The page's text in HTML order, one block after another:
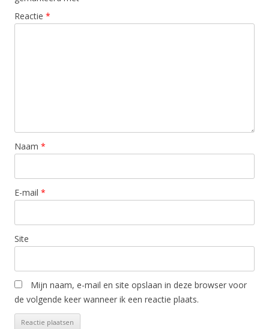
Reactie *
Naam *
E-mail *
Site
Mijn naam, e-mail en site opslaan in deze browser voor
de volgende keer wanneer ik een reactie plaats.